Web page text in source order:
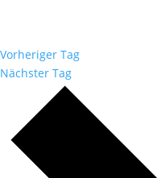
Vorheriger Tag
Nächster Tag